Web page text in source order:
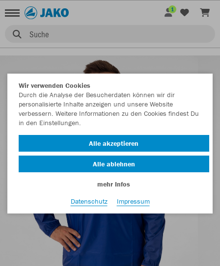
Suche
1
Wir verwenden Cookies
Durch die Analyse der Besucherdaten können wir dir
personalisierte Inhalte anzeigen und unsere Website
verbessern. Weitere Informationen zu den Cookies findest Du
in den Einstellungen.
Alle akzeptieren
Alle ablehnen
mehr Infos
Datenschutz
Impressum